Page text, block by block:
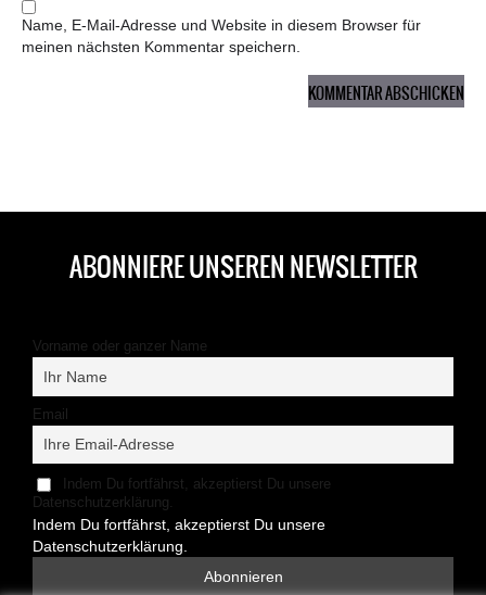
Name, E-Mail-Adresse und Website in diesem Browser für
meinen nächsten Kommentar speichern.
ABONNIERE UNSEREN NEWSLETTER
Vorname oder ganzer Name
Email
Indem Du fortfährst, akzeptierst Du unsere
Datenschutzerklärung.
Indem Du fortfährst, akzeptierst Du unsere
Datenschutzerklärung.